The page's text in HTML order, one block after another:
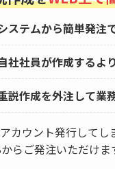
ステムから簡単発注
社社員が作成するよ
説作成を外注して業
カウント発行してし
らご発注いただけま